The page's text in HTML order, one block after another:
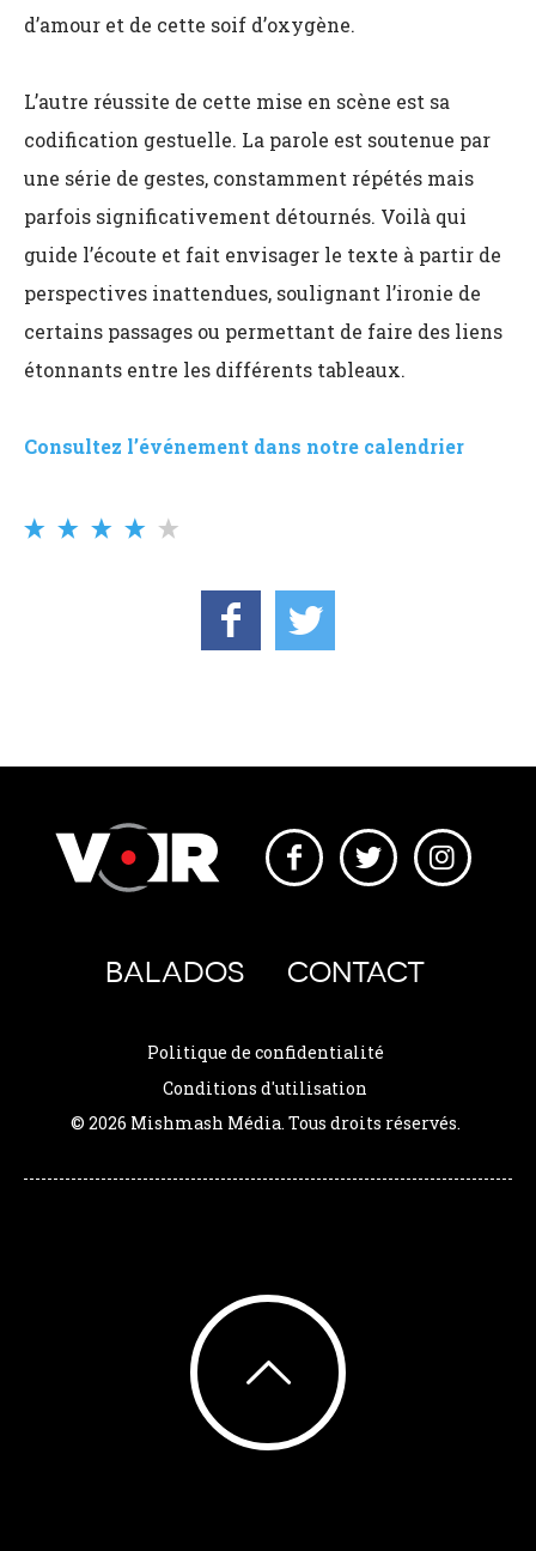
d’amour et de cette soif d’oxygène.
L’autre réussite de cette mise en scène est sa
codification gestuelle. La parole est soutenue par
une série de gestes, constamment répétés mais
parfois significativement détournés. Voilà qui
guide l’écoute et fait envisager le texte à partir de
perspectives inattendues, soulignant l’ironie de
certains passages ou permettant de faire des liens
étonnants entre les différents tableaux.
Consultez l’événement dans notre calendrier
BALADOS CONTACT
Politique de confidentialité
Conditions d'utilisation
© 2026 Mishmash Média. Tous droits réservés.